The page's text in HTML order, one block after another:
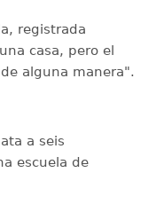
registrada
casa, pero el
alguna manera".
a seis
escuela de